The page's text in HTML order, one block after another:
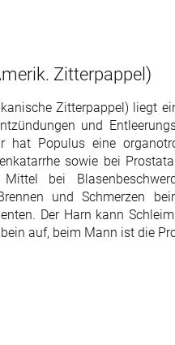
Zitterpappel)
Zitterpappel) liegt
und
hat Populus eine
sowie bei
bei
und Schmerzen
Der Harn kann
auf, beim Mann ist die